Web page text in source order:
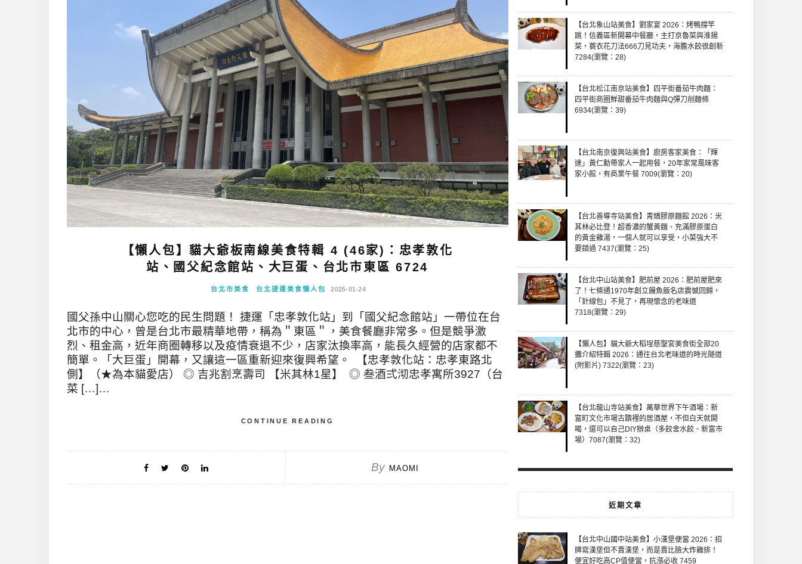
【懶人包】貓大爺板南線美食特輯 4 (46家)：忠孝敦化
站、國父紀念館站、大巨蛋、台北市東區 6724
台北市美食 台北捷運美食懶人包 2025-01-24
國父孫中山關心您吃的民生問題！ 捷運「忠孝敦化站」到「國父紀念館站」一帶位在台
北市的中心，曾是台北市最精華地帶，稱為＂東區＂，美食餐廳非常多。但是競爭激
烈、租金高，近年商圈轉移以及疫情衰退不少，店家汰換率高，能長久經營的店家都不
簡單。「大巨蛋」開幕，又讓這一區重新迎來復興希望。 【忠孝敦化站：忠孝東路北
側】（★為本貓愛店） ◎ 吉兆割烹壽司 【米其林1星】 ◎ 叁酒弍沏忠孝寓所3927（台
菜 […]…
CONTINUE READING
By MAOMI
【台北象山站美食】劉家宴 2026：烤鴨撐竿
跳！信義區新開幕中餐廳，主打京魯菜與淮揚
菜，蓑衣花刀法666刀見功夫，海膽水餃很創新
7284(瀏覽：28)
【台北松江南京站美食】四平街番茄牛肉麵：
四平街商圈鮮甜番茄牛肉麵與Q彈刀削麵條
6934(瀏覽：39)
【台北南京復興站美食】廚房客家美食：「輝
達」黃仁勳帶家人一起用餐，20年家常風味客
家小館，有商業午餐 7009(瀏覽：20)
【台北善導寺站美食】青嬌膠原麵館 2026：米
其林必比登！超香濃的蟹黃麵、充滿膠原蛋白
的黃金雞湯，一個人就可以享受，小菜強大不
要錯過 7437(瀏覽：25)
【台北中山站美食】肥前屋 2026：肥前屋肥來
了！七條通1970年創立饅魚飯名店震憾回歸，
「針線包」不見了，再現懷念的老味道
7318(瀏覽：29)
【懶人包】貓大爺大稻埕慈聖宮美食街全部20
攤介紹特輯 2026：通往台北老味道的時光隧道
(附影片) 7322(瀏覽：23)
【台北龍山寺站美食】萬華世界下午酒場：新
富町文化市場古蹟裡的居酒屋，不但白天就開
喝，還可以自己DIY辦桌（多餃舍水餃、新富市
場）7087(瀏覽：32)
近期文章
【台北中山國中站美食】小漢堡便當 2026：招
牌寫漢堡但不賣漢堡，而是賣比臉大炸雞排！
便宜好吃高CP值便當，抗漲必收 7459